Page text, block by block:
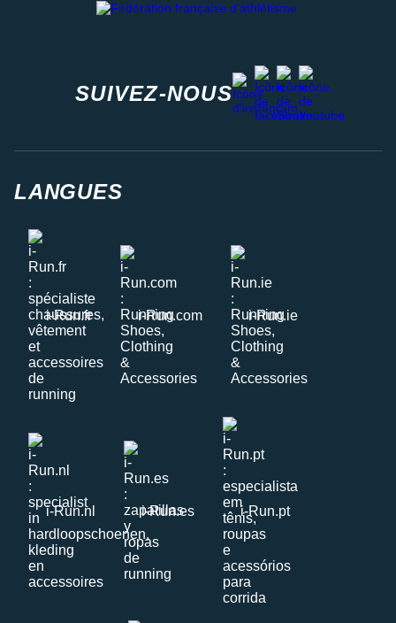
SUIVEZ-NOUS
instagram
facebook
stravayoutube
LANGUES
i-Run.fr i-Run.com i-Run.ie
i-Run.nl i-Run.es i-Run.pt